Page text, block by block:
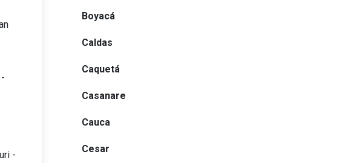
-
Boyacá
Caldas
Caquetá
Casanare
Cauca
Cesar